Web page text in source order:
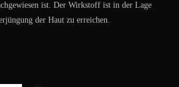
ist. Der Wirkstoff ist in der Lage
der Haut zu erreichen.